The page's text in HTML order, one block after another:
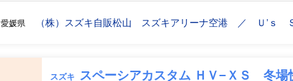
愛媛県 （株）スズキ自販松山 スズキアリーナ空港 ／ Ｕ’ｓ
スズキ
スペーシアカスタム ＨＶ−ＸＳ 冬場